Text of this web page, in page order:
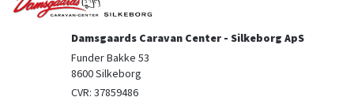
Damsgaards Caravan Center - Silkeborg ApS
Funder Bakke 53
8600 Silkeborg
CVR: 37859486